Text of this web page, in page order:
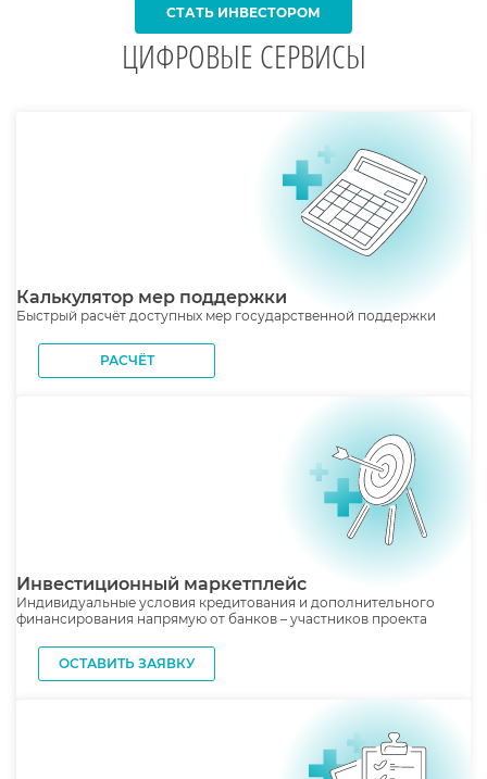
СТАТЬ ИНВЕСТОРОМ
ЦИФРОВЫЕ СЕРВИСЫ
Калькулятор мер поддержки
Быстрый расчёт доступных мер государственной поддержки
РАСЧЁТ
Инвестиционный маркетплейс
Индивидуальные условия кредитования и дополнительного
финансирования напрямую от банков – участников проекта
ОСТАВИТЬ ЗАЯВКУ